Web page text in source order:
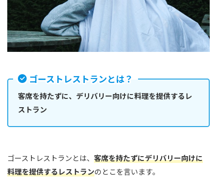
ゴーストレストランとは？
客席を持たずに、デリバリー向けに料理を提供するレ
ストラン
ゴーストレストランとは、 客席を持たずにデリバリー向けに
料理を提供するレストランのとこを言います。